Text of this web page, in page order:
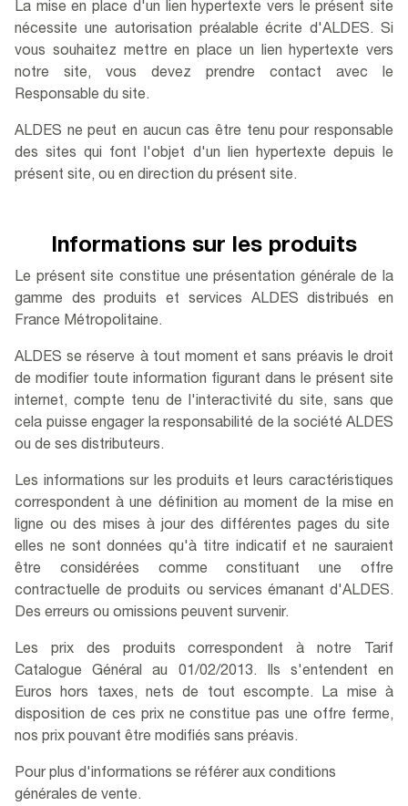
La mise en place d'un lien hypertexte vers le présent site
nécessite une autorisation préalable écrite d'ALDES. Si
vous souhaitez mettre en place un lien hypertexte vers
notre site, vous devez prendre contact avec le
Responsable du site.
ALDES ne peut en aucun cas être tenu pour responsable
des sites qui font l'objet d'un lien hypertexte depuis le
présent site, ou en direction du présent site.
Informations sur les produits
Le présent site constitue une présentation générale de la
gamme des produits et services ALDES distribués en
France Métropolitaine.
ALDES se réserve à tout moment et sans préavis le droit
de modifier toute information figurant dans le présent site
internet, compte tenu de l'interactivité du site, sans que
cela puisse engager la responsabilité de la société ALDES
ou de ses distributeurs.
Les informations sur les produits et leurs caractéristiques
correspondent à une définition au moment de la mise en
ligne ou des mises à jour des différentes pages du site
elles ne sont données qu'à titre indicatif et ne sauraient
être considérées comme constituant une offre
contractuelle de produits ou services émanant d'ALDES.
Des erreurs ou omissions peuvent survenir.
Les prix des produits correspondent à notre Tarif
Catalogue Général au 01/02/2013. Ils s'entendent en
Euros hors taxes, nets de tout escompte. La mise à
disposition de ces prix ne constitue pas une offre ferme,
nos prix pouvant être modifiés sans préavis.
Pour plus d'informations se référer aux conditions
générales de vente.